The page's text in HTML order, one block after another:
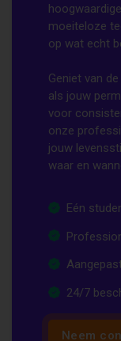
moeiteloze
op wat echt
Geniet van
als jouw
voor
onze
jouw
waar en
Eén
24/7
Neem